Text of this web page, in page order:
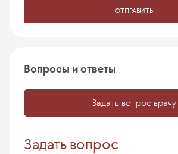
ОТПРАВИТЬ
Вопросы и ответы
Задать вопрос врачу
Задать вопрос